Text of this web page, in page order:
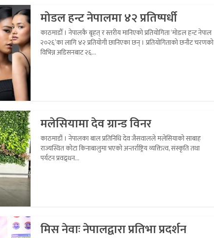
मोडल हन्ट नेपालमा ४२ प्रतिष्पर्धी
काठमाडौँ । नेपालकै बृहत् र स्तरीय मानिएको प्रतियोगिता ‘मोडल हन्ट नेपाल
२०२६’का लागि ४२ प्रतियोगी छानिएका छन् । प्रतियोगिताको छनौट चरणको
विभिन्न अडिसनबाट २६...
मलेसियामा देव ग्रान्ड विनर
काठमाडौं । नेपालका बाल प्रतिनिधि देव जैसवालले मलेसियाको साबाह
राज्यस्थित कोटा किनाबालुमा भएको अन्तर्राष्ट्रिय व्यक्तित्व, संस्कृति तथा
पर्यटन प्रवद्र्धन...
मिस नेवाः नेपालद्वारा प्रतिभा प्रदर्शन